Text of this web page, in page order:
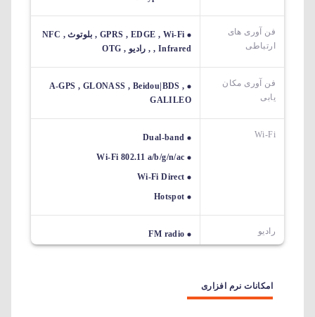
فن آوری های
ارتباطی
GPRS , EDGE , Wi-Fi , بلوتوث , NFC
, Infrared , رادیو , OTG
فن آوری مکان
یابی
A-GPS , GLONASS , Beidou|BDS ,
GALILEO
Wi-Fi
Dual-band
Wi-Fi 802.11 a/b/g/n/ac
Wi-Fi Direct
Hotspot
رادیو FM radio
امکانات نرم افزاری